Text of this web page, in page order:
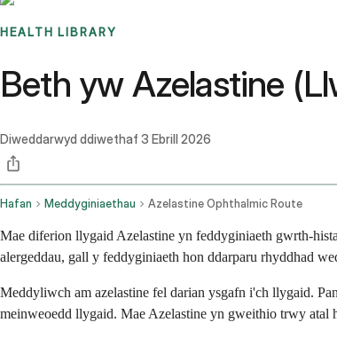
HEALTH LIBRARY
Beth yw Azelastine
Diweddarwyd ddiwethaf 3 Ebrill 2026
Hafan Meddyginiaethau Azelastine Ophthalmic Route
Mae diferion llygaid Azelastine yn feddyginiaeth gwrth-
alergeddau, gall y feddyginiaeth hon ddarparu rhyddhad
Meddyliwch am azelastine fel darian ysgafn i'ch llygaid.
meinweoedd llygaid. Mae Azelastine yn gweithio trwy